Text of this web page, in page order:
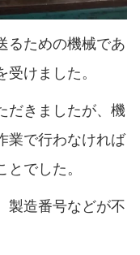
るための機械であ
けました。
だきましたが、機
業で行わなければ
でした。
製造番号などが不